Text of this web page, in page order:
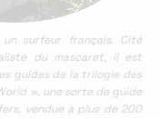
un surfeur français. Cité
du mascaret, il est
guides de la trilogie des
», une sorte de guide
vendue à plus de 200